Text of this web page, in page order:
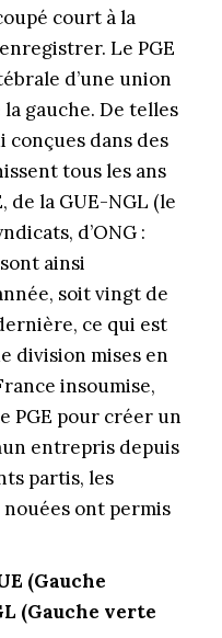
court à la
Le PGE
d’une union
gauche. De telles
conçues dans des
tous les ans
de la GUE-NGL (le
d’ONG :
ainsi
soit vingt de
ce qui est
division mises en
insoumise,
PGE pour créer un
entrepris depuis
partis, les
ont permis
(Gauche
(Gauche verte